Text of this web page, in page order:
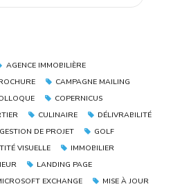
AGENCE IMMOBILIÈRE
CAMPAGNE MAILING
COPERNICUS
CULINAIRE
DÉLIVRABILITÉ
GESTION DE PROJET
GOLF
VISUELLE
IMMOBILIER
LANDING PAGE
EXCHANGE
MISE À JOUR